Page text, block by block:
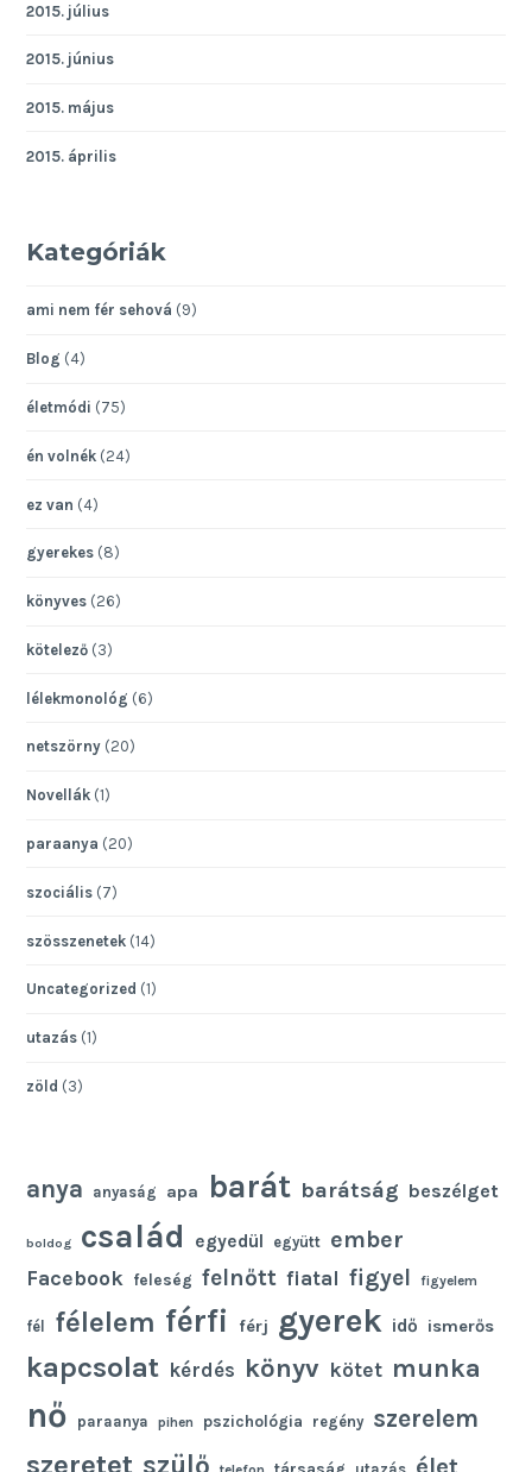
2015. július
2015. június
2015. május
2015. április
Kategóriák
ami nem fér sehová (9)
Blog (4)
életmódi (75)
én volnék (24)
ez van (4)
gyerekes (8)
könyves (26)
kötelező (3)
lélekmonológ (6)
netszörny (20)
Novellák (1)
paraanya (20)
szociális (7)
szösszenetek (14)
Uncategorized (1)
utazás (1)
zöld (3)
anya anyaság apa barát barátság beszélget
boldog család egyedül együtt ember
Facebook feleség felnőtt fiatal figyel figyelem
fél félelem férfi férj gyerek idő ismerős
kapcsolat kérdés könyv kötet munka
nő paraanya pihen pszichológia regény szerelem
szeretet szülő társaság élet